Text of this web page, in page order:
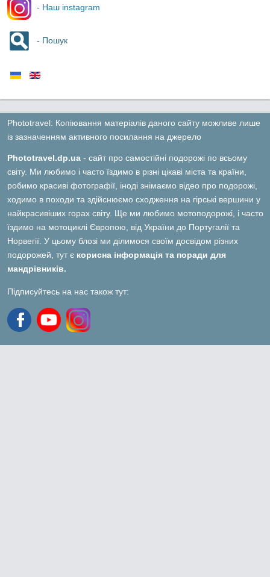
- Наш instagram
- Пошук
Phototravel: Копіювання матеріалів даного сайту можливе лише
із зазначенням активного посилання на джерело
Phototravel.dp.ua - сайт про самостійні подорожі по всьому
світу. Ми любимо і часто їздимо в різні цікаві міста та країни,
робимо красиві фотографії, іноді знімаємо відео про подорожі,
ходимо в походи та здійснюємо сходження на гірські вершини у
найкрасивіших горах світу. Ще ми любимо мотоподорожі, і часто
їздимо на мотоциклі Європою, від України до Португалії та
Норвегії. У цьому блозі ми ділимося своїм досвідом різних
подорожей, тут є корисна інформація та поради для
мандрівників.
Підписуйтесь на нас також тут: